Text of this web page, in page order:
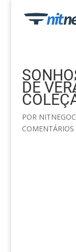
DE
POR
COMENTÁRIOS